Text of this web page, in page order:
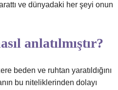
ve dünyadaki her şeyi onun
anlatılmıştır?
beden ve ruhtan yaratıldığını
bu niteliklerinden dolayı